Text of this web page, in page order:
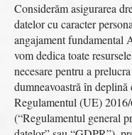
Considerăm asigurarea
datelor cu caracter
angajament fundamental
vom dedica toate
necesare pentru a
dumneavoastră în deplină
Regulamentul (UE)
(“Regulamentul general